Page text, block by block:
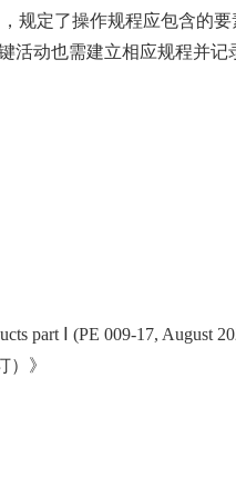
规定了操作规程应包含的
活动也需建立相应规程并
part Ⅰ (PE 009-17, August
）》